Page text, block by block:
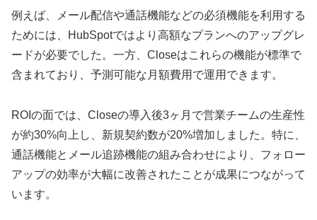
例えば、メール配信や通話機能などの必須機能を利用する
ためには、HubSpotではより高額なプランへのアップグレ
ードが必要でした。一方、Closeはこれらの機能が標準で
含まれており、予測可能な月額費用で運用できます。
ROIの面では、Closeの導入後3ヶ月で営業チームの生産性
が約30%向上し、新規契約数が20%増加しました。特に、
通話機能とメール追跡機能の組み合わせにより、フォロー
アップの効率が大幅に改善されたことが成果につながって
います。